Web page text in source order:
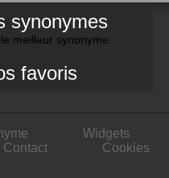
synonymes
meilleur synonyme
favoris
Widgets
Contact
Cookies